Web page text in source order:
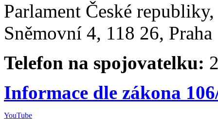
Parlament České
Sněmovní 4, 118 26,
Telefon na spojovatelku:
Informace dle zákona
YouTube